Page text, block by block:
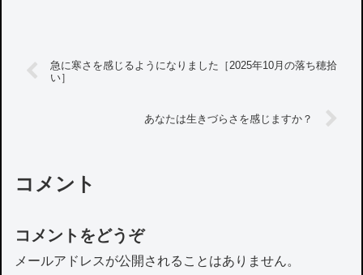
急に寒さを感じるようになりました［2025年10月の落ち穂拾
い］
あなたは生きづらさを感じますか？
コメント
コメントをどうぞ
メールアドレスが公開されることはありません。